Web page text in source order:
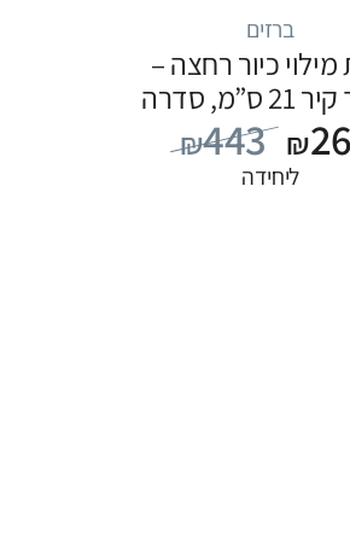
ברזים
מילוי כיור רחצה –
צמוד קיר 21 ס”מ, סדרה
FLOW: כרום
₪443 ₪
ליחידה